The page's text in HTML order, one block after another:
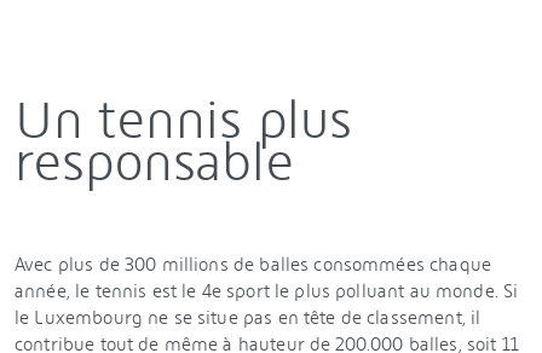
Un tennis plus
responsable
Avec plus de 300 millions de balles consommées chaque
année, le tennis est le 4e sport le plus polluant au monde. Si
le Luxembourg ne se situe pas en tête de classement, il
contribue tout de même à hauteur de 200.000 balles, soit 11